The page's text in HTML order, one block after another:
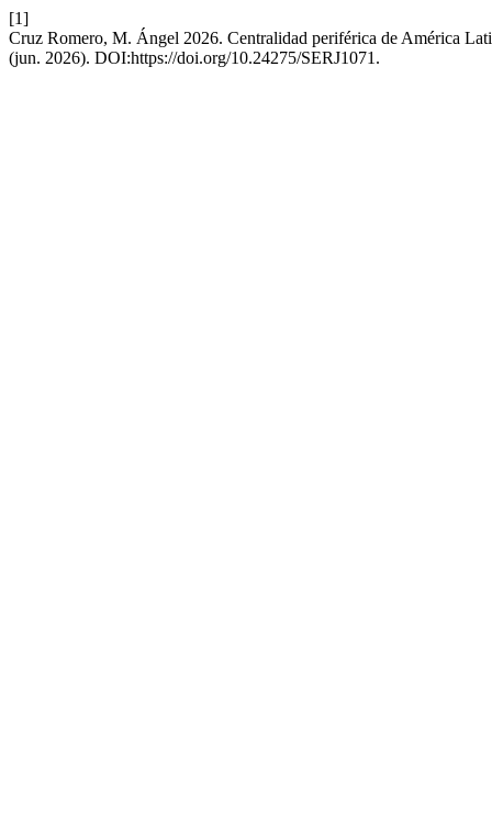
[1]
Cruz Romero, M. Ángel 2026. Centralidad periférica de América
(jun. 2026). DOI:https://doi.org/10.24275/SERJ1071.